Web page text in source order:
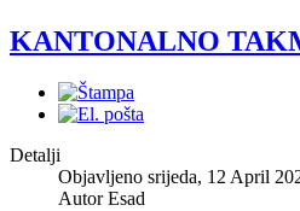
KANTONALNO
Detalji
Objavljeno srijeda, 12 April
Autor Esad